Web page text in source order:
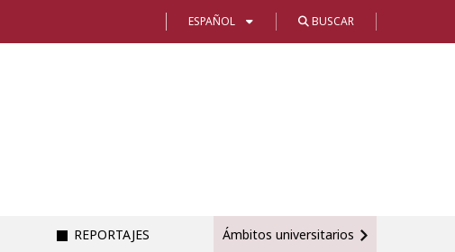
ESPAÑOL BUSCAR
REPORTAJES Ámbitos universitarios